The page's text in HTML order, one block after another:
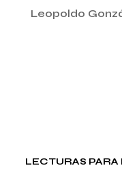
Leopoldo
LECTURAS